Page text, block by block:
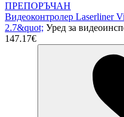
ПРЕПОРЪЧАН
Видеоконтролер Laserliner
2.7&quot; Уред за
147.17€